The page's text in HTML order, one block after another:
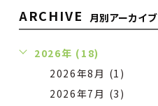
ARCHIVE 月別アーカイブ
2026年 (18)
2026年8月 (1)
2026年7月 (3)